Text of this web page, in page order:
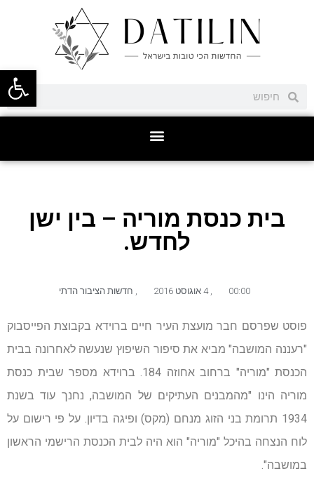
פתח
בית כנסת מוריה – בין ישן
לחדש.
00:00
, 4 אוגוסט 2016 , חדשות הציבור הדתי
פוסט שפרסם חבר מועצת העיר חיים ברוידא בקבוצת הפייסבוק
"רעננה המושבה" מביא את סיפור השיפוץ שנעשה לאחרונה בבית
הכנסת "מוריה" ברחוב אחוזה 184. ברוידא מספר שבית כנסת
מוריה הינו "מהמבנים העתיקים של המושבה, נחנך עוד בשנת
1934 תרומת בני הזוג מנחם (מקס) ופיגה בדיון. על פי רישום על
לוח הנצחה בהיכל "מוריה" הוא היה לבית הכנסת הרישמי הראשון
במושבה".